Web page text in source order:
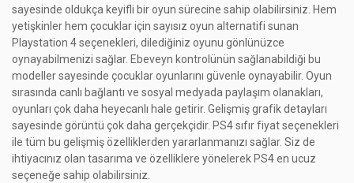
sayesinde oldukça keyifli bir oyun sürecine sahip olabilirsiniz. Hem
yetişkinler hem çocuklar için sayısız oyun alternatifi sunan
Playstation 4 seçenekleri, dilediğiniz oyunu gönlünüzce
oynayabilmenizi sağlar. Ebeveyn kontrolünün sağlanabildiği bu
modeller sayesinde çocuklar oyunlarını güvenle oynayabilir. Oyun
sırasında canlı bağlantı ve sosyal medyada paylaşım olanakları,
oyunları çok daha heyecanlı hale getirir. Gelişmiş grafik detayları
sayesinde görüntü çok daha gerçekçidir. PS4 sıfır fiyat seçenekleri
ile tüm bu gelişmiş özelliklerden yararlanmanızı sağlar. Siz de
ihtiyacınız olan tasarıma ve özelliklere yönelerek PS4 en ucuz
seçeneğe sahip olabilirsiniz.